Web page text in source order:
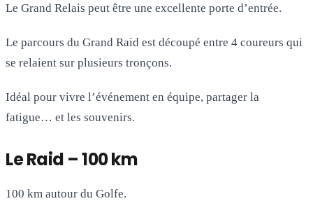
Le Grand Relais peut être une excellente porte d’entrée.
Le parcours du Grand Raid est découpé entre 4 coureurs qui
se relaient sur plusieurs tronçons.
Idéal pour vivre l’événement en équipe, partager la
fatigue… et les souvenirs.
Le Raid – 100 km
100 km autour du Golfe.